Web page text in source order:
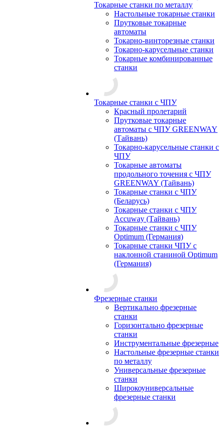
Токарные станки по металлу
Настольные токарные станки
Прутковые токарные
автоматы
Токарно-винторезные станки
Токарно-карусельные станки
Токарные комбинированные
станки
Токарные станки с ЧПУ
Красный пролетарий
Прутковые токарные
автоматы с ЧПУ GREENWAY
(Тайвань)
Токарно-карусельные станки с
ЧПУ
Токарные автоматы
продольного точения с ЧПУ
GREENWAY (Тайвань)
Токарные станки с ЧПУ
(Беларусь)
Токарные станки с ЧПУ
Accuway (Тайвань)
Токарные станки с ЧПУ
Optimum (Германия)
Токарные станки ЧПУ с
наклонной станиной Optimum
(Германия)
Фрезерные станки
Вертикально фрезерные
станки
Горизонтально фрезерные
станки
Инструментальные фрезерные
Настольные фрезерные станки
по металлу
Универсальные фрезерные
станки
Широкоуниверсальные
фрезерные станки